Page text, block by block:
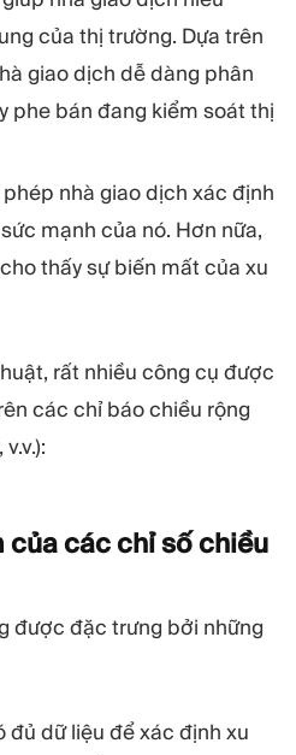
của thị trường. Dựa trên
giao dịch dễ dàng phân
phe bán đang kiểm soát thị
nhà giao dịch xác định
mạnh của nó. Hơn nữa,
thấy sự biến mất của xu
rất nhiều công cụ được
các chỉ báo chiều rộng
của các chỉ số chiều
được đặc trưng bởi những
đủ dữ liệu để xác định xu